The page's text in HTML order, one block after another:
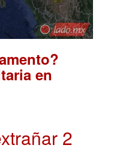
en
2